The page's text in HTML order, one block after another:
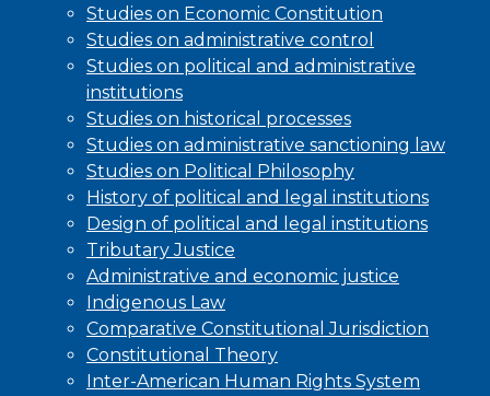
Studies on Economic Constitution
Studies on administrative control
Studies on political and administrative
institutions
Studies on historical processes
Studies on administrative sanctioning law
Studies on Political Philosophy
History of political and legal institutions
Design of political and legal institutions
Tributary Justice
Administrative and economic justice
Indigenous Law
Comparative Constitutional Jurisdiction
Constitutional Theory
Inter-American Human Rights System